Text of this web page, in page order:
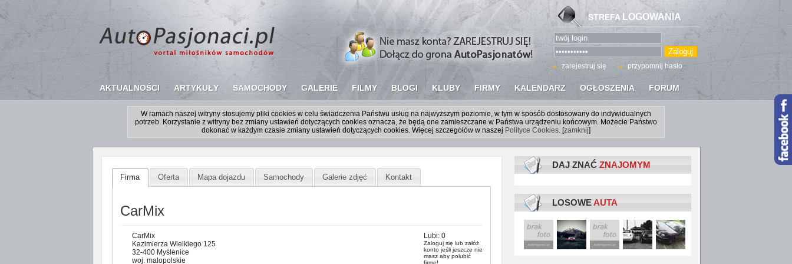
AKTUALNOŚCI ARTYKUŁY SAMOCHODY GALERIE FILMY BLOGI KLUBY FIRMY KALENDARZ OGŁOSZENIA FORUM
STREFA LOGOWANIA
zarejestruj się przypomnij hasło
W ramach naszej witryny stosujemy pliki cookies w celu świadczenia Państwu usług na najwyższym poziomie, w tym w sposób dostosowany do indywidualnych
potrzeb. Korzystanie z witryny bez zmiany ustawień dotyczących cookies oznacza, że będą one zamieszczane w Państwa urządzeniu końcowym. Możecie Państwo
dokonać w każdym czasie zmiany ustawień dotyczących cookies. Więcej szczegółów w naszej Polityce Cookies. [zamknij]
Firma Oferta Mapa dojazdu Samochody Galerie zdjęć Kontakt
CarMix
CarMix
Kazimierza Wielkiego 125
32-400 Myślenice
woj. malopolskie
Lubi: 0
Zaloguj się lub załóż
kontojeśli jeszcze nie
masz aby polubić
firmę!
DAJ ZNAĆ ZNAJOMYM
LOSOWEAUTA